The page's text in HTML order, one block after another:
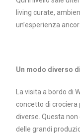
living curate,
un’esperienza
Un modo diverso
La visita a bordo di
concetto di
diverse. Questa
delle grandi